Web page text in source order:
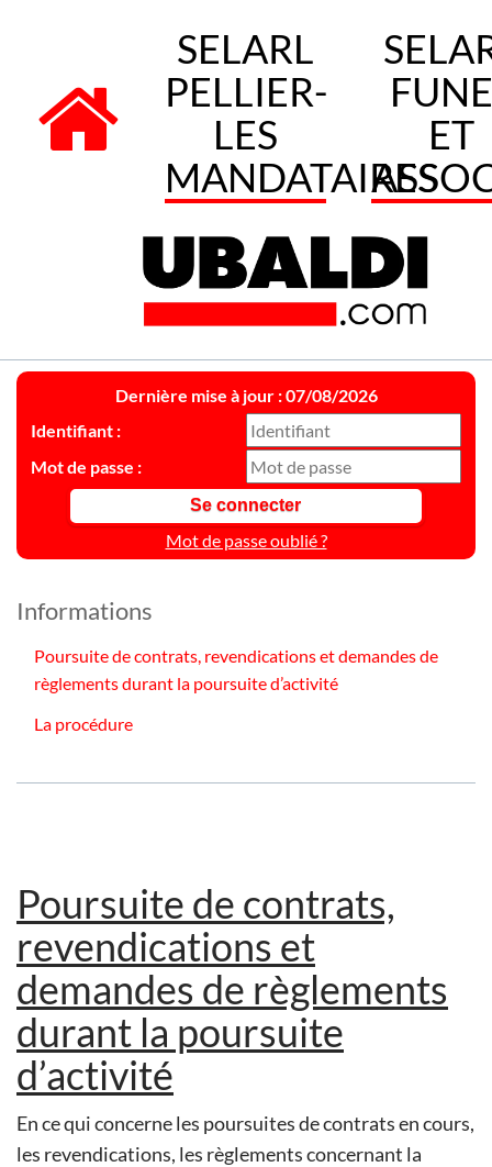
SELARL
PELLIER-
LES
MANDATAIRES
ET
Dernière mise à jour : 07/08/2026
Identifiant :
Mot de passe :
Mot de passe oublié ?
Informations
Poursuite de contrats, revendications et demandes de
règlements durant la poursuite d’activité
La procédure
Poursuite de contrats,
revendications et
demandes de règlements
durant la poursuite
d’activité
En ce qui concerne les poursuites de contrats en cours,
les revendications, les règlements concernant la